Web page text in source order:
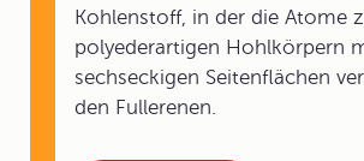
Kohlenstoff, in der die Atome
polyederartigen Hohlkörpern
sechseckigen Seitenflächen
den Fullerenen.